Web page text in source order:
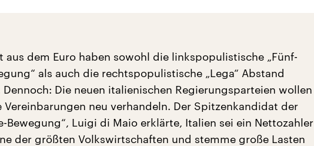
aus dem Euro haben sowohl die linkspopulistische „Fünf-
als auch die rechtspopulistische „Lega“ Abstand
Die neuen italienischen Regierungsparteien wollen
Vereinbarungen neu verhandeln. Der Spitzenkandidat der
Bewegung“, Luigi di Maio erklärte, Italien sei ein Nettozahler
der größten Volkswirtschaften und stemme große Lasten